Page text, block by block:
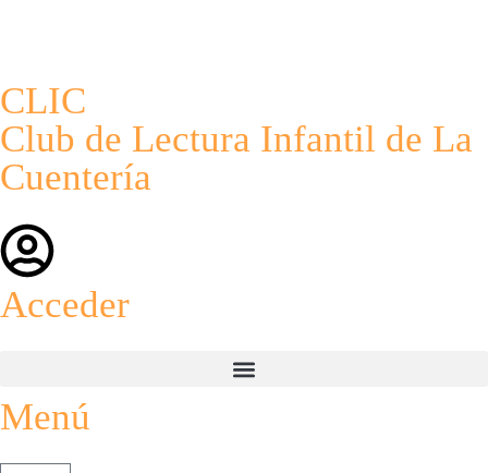
CLIC
Club de Lectura Infantil de La
Cuentería
Acceder
Menú